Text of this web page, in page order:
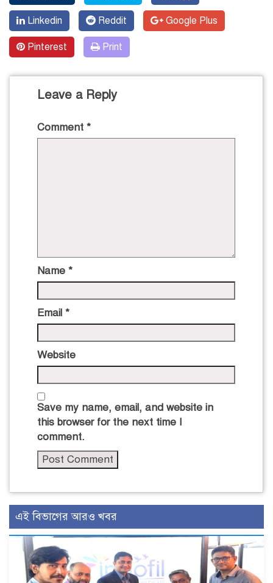
Linkedin Reddit Google Plus
Pinterest Print
Leave a Reply
Comment *
Name *
Email *
Website
Save my name, email, and website in
this browser for the next time I
comment.
এই বিভাগের আরও খবর